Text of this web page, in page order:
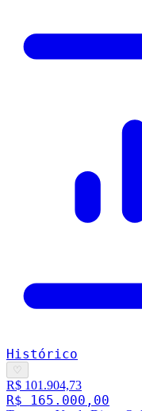
Histórico
♡
R$ 101.904,73
R$ 165.000,00